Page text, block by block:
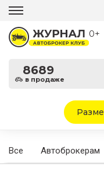
0+
8689
в продаже
Все Автоброкерам